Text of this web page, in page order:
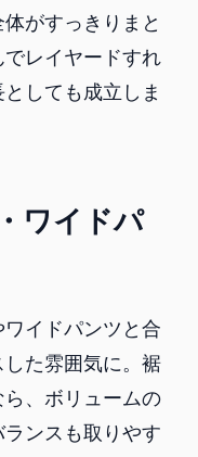
がすっきりまと
レイヤードすれ
しても成立しま
ワイドパ
ワイドパンツと合
た雰囲気に。裾
、ボリュームの
ンスも取りやす